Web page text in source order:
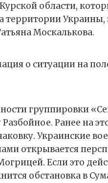
области,
территории
Москалькова.
о ситуации на
группировки
Ранее на
Украинские
открывается
Если это
обстановка в